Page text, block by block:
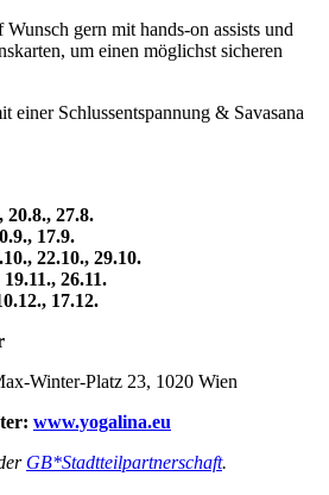
gern mit hands-on assists und
um einen möglichst sicheren
Schlussentspannung & Savasana
20.8., 27.8.
17.9.
22.10., 29.10.
26.11.
17.12.
Winter-Platz 23, 1020 Wien
www.yogalina.eu
GB*Stadtteilpartnerschaft.